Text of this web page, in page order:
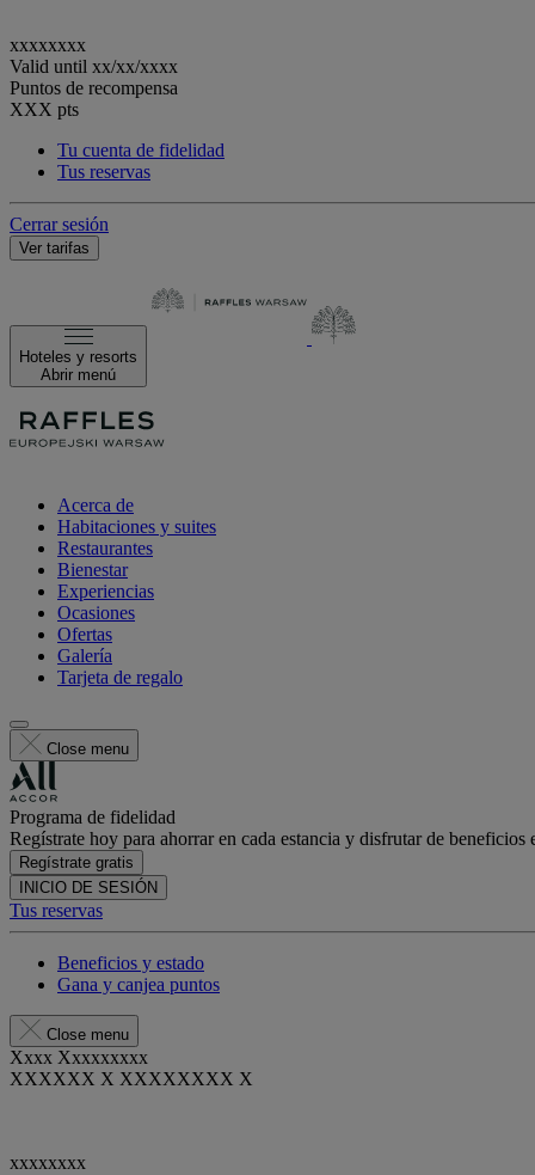
xxxxxxxx
Valid until xx/xx/xxxx
Puntos de recompensa
XXX pts
Tu cuenta de fidelidad
Tus reservas
Cerrar sesión
Ver tarifas
Hoteles y resorts
Abrir menú
Acerca de
Habitaciones y suites
Restaurantes
Bienestar
Experiencias
Ocasiones
Ofertas
Galería
Tarjeta de regalo
Close menu
Programa de fidelidad
Regístrate hoy para ahorrar en cada estancia y disfrutar de beneficios
Regístrate gratis
INICIO DE SESIÓN
Tus reservas
Beneficios y estado
Gana y canjea puntos
Close menu
Xxxx Xxxxxxxxx
XXXXXX X XXXXXXXX X
xxxxxxxx